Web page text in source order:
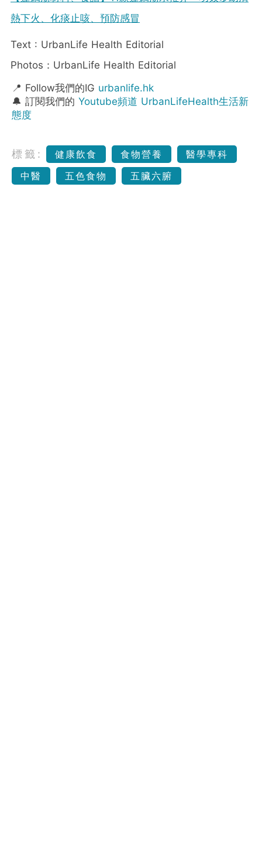
熱下火、化痰止咳、預防感冒
Text : UrbanLife Health Editorial
Photos：UrbanLife Health Editorial
📍 Follow我們的IG urbanlife.hk
🔔 訂閱我們的 Youtube頻道 UrbanLifeHealth生活新
態度
標籤: 健康飲食 食物營養
醫學專科
中醫
五色食物 五臟六腑